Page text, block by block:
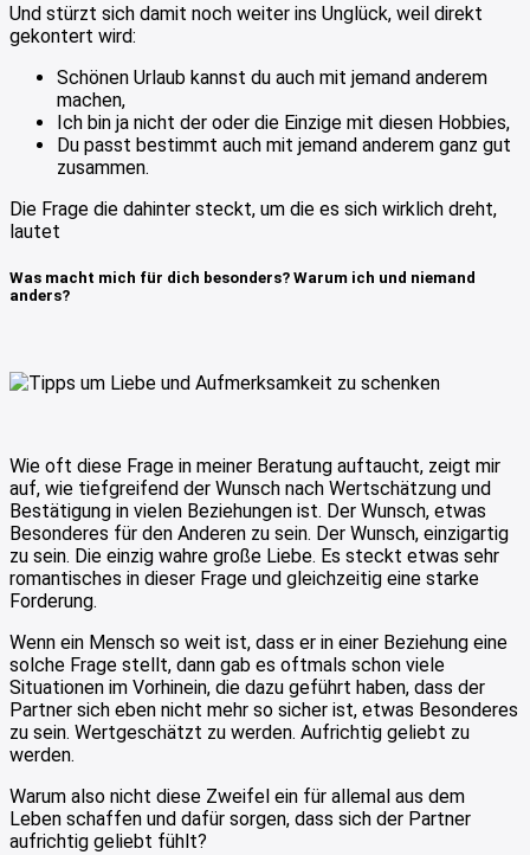
Und stürzt sich damit noch weiter ins Unglück, weil direkt
gekontert wird:
Schönen Urlaub kannst du auch mit jemand anderem
machen,
Ich bin ja nicht der oder die Einzige mit diesen Hobbies,
Du passt bestimmt auch mit jemand anderem ganz gut
zusammen.
Die Frage die dahinter steckt, um die es sich wirklich dreht,
lautet
Was macht mich für dich besonders? Warum ich und niemand
anders?
Wie oft diese Frage in meiner Beratung auftaucht, zeigt mir
auf, wie tiefgreifend der Wunsch nach Wertschätzung und
Bestätigung in vielen Beziehungen ist. Der Wunsch, etwas
Besonderes für den Anderen zu sein. Der Wunsch, einzigartig
zu sein. Die einzig wahre große Liebe. Es steckt etwas sehr
romantisches in dieser Frage und gleichzeitig eine starke
Forderung.
Wenn ein Mensch so weit ist, dass er in einer Beziehung eine
solche Frage stellt, dann gab es oftmals schon viele
Situationen im Vorhinein, die dazu geführt haben, dass der
Partner sich eben nicht mehr so sicher ist, etwas Besonderes
zu sein. Wertgeschätzt zu werden. Aufrichtig geliebt zu
werden.
Warum also nicht diese Zweifel ein für allemal aus dem
Leben schaffen und dafür sorgen, dass sich der Partner
aufrichtig geliebt fühlt?